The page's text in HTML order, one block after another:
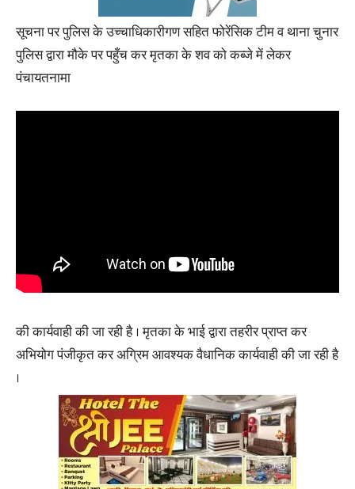
सूचना पर पुलिस के उच्चाधिकारीगण सहित फोरेंसिक टीम व थाना चुनार
पुलिस द्वारा मौके पर पहुँच कर मृतका के शव को कब्जे में लेकर
पंचायतनामा
की कार्यवाही की जा रही है । मृतका के भाई द्वारा तहरीर प्राप्त कर
अभियोग पंजीकृत कर अग्रिम आवश्यक वैधानिक कार्यवाही की जा रही है
।